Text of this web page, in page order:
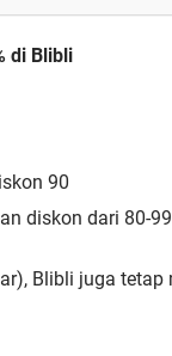
di Blibli
90
diskon dari 80-
Blibli juga tetap